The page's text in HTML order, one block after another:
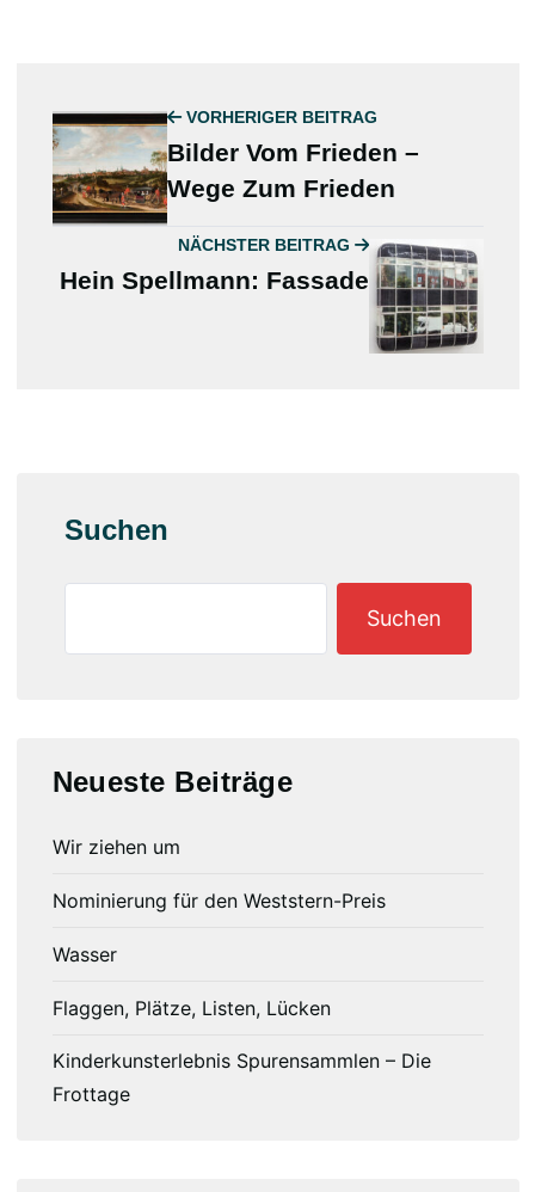
VORHERIGER BEITRAG
Bilder Vom Frieden –
Wege Zum Frieden
NÄCHSTER BEITRAG
Hein Spellmann: Fassade
Suchen
Suchen
Neueste Beiträge
Wir ziehen um
Nominierung für den Weststern-Preis
Wasser
Flaggen, Plätze, Listen, Lücken
Kinderkunsterlebnis Spurensammlen – Die
Frottage